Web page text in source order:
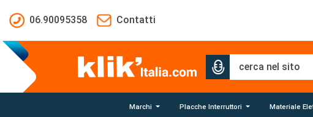
06.90095358
Contatti
Marchi Placche Interruttori Materiale